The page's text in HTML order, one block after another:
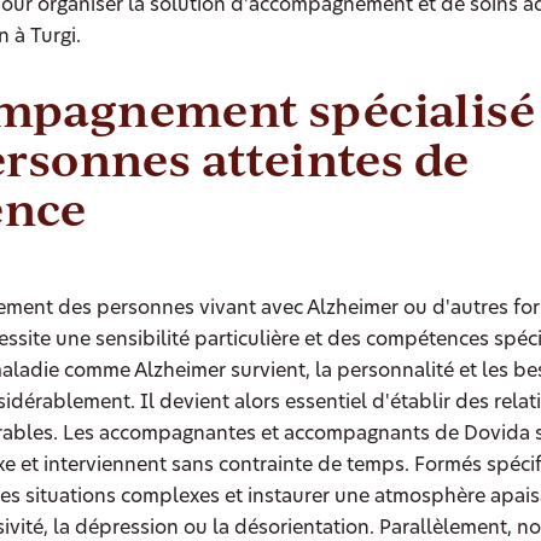
organiser la solution d'accompagnement et de soins
à Turgi.
atteintes de
des personnes vivant avec Alzheimer ou d'autres
une sensibilité particulière et des compétences
comme Alzheimer survient, la personnalité et les
Il devient alors essentiel d'établir des
Les accompagnantes et accompagnants de Dovida
et interviennent sans contrainte de temps. Formés
situations complexes et instaurer une atmosphère
la dépression ou la désorientation. Parallèlement,